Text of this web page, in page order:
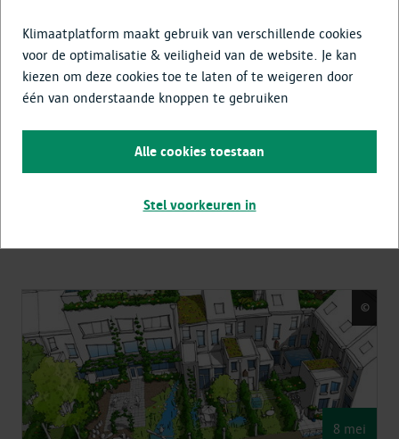
Iets fout of onduidelijk in dit artikel
©
8 mei
Klimaatplatform maakt gebruik van verschillende cookies
voor de optimalisatie & veiligheid van de website. Je kan
kiezen om deze cookies toe te laten of te weigeren door
één van onderstaande knoppen te gebruiken
Alle cookies toestaan
Stel voorkeuren in